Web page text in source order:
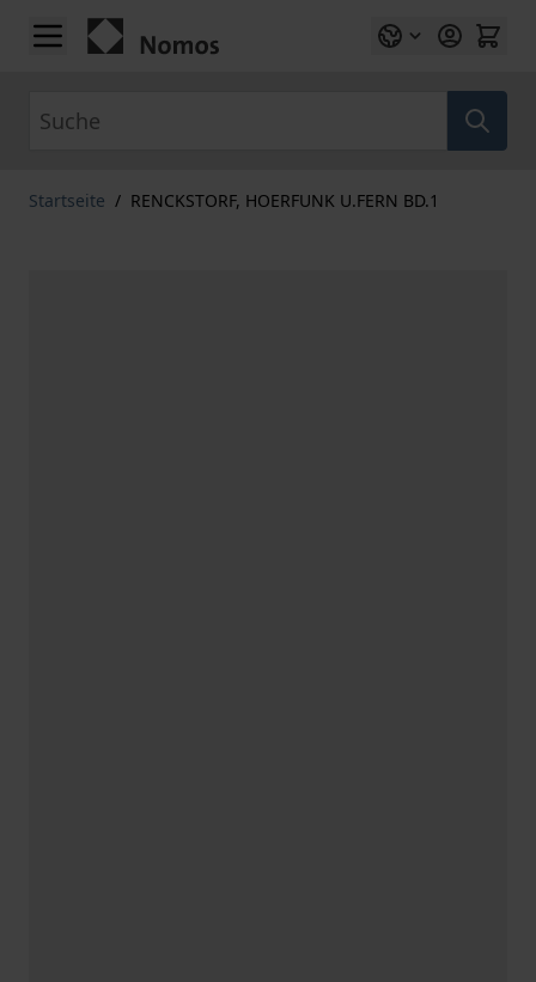
Zum Inhalt springen
Startseite / RENCKSTORF, HOERFUNK U.FERN BD.1